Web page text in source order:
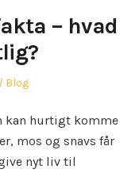
– hvad
Author
Posted
Blog
kan hurtigt komme
mos og snavs får
nyt liv til